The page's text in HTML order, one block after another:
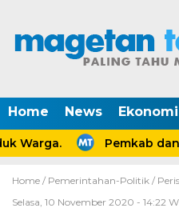
Home News
Warga. Pemkab dan
Home / Pemerintahan-Politik /
Selasa, 10 November 2020 - 14:22